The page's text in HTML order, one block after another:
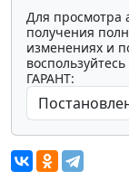
Для просмотра
получения
изменениях и
ГАРАНТ: